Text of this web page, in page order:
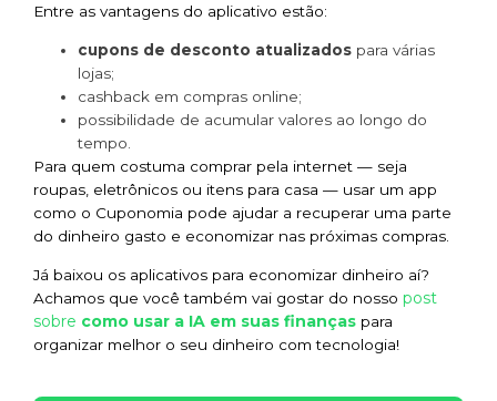
Entre as vantagens do aplicativo estão:
cupons de desconto atualizados para várias
lojas;
cashback em compras online;
possibilidade de acumular valores ao longo do
tempo.
Para quem costuma comprar pela internet — seja
roupas, eletrônicos ou itens para casa — usar um app
como o Cuponomia pode ajudar a recuperar uma parte
do dinheiro gasto e economizar nas próximas compras.
Já baixou os aplicativos para economizar dinheiro aí?
Achamos que você também vai gostar do nosso post
sobre como usar a IA em suas finanças para
organizar melhor o seu dinheiro com tecnologia!